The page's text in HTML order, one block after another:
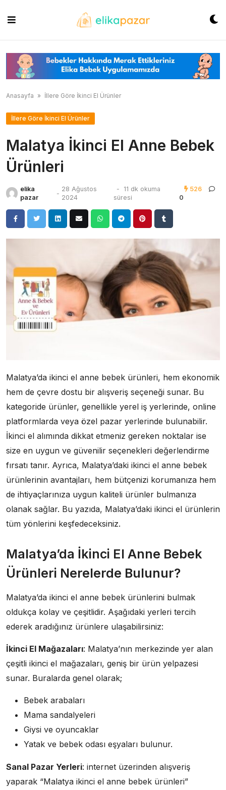
content
Anasayfa » İllere Göre İkinci El Ürünler
İllere Göre İkinci El Ürünler
Malatya İkinci El Anne Bebek
Ürünleri
elika
pazar
-
28 Ağustos
2024
-
11 dk okuma
süresi
526
0
Malatya’da ikinci el anne bebek ürünleri, hem ekonomik
hem de çevre dostu bir alışveriş seçeneği sunar. Bu
kategoride ürünler, genellikle yerel iş yerlerinde, online
platformlarda veya özel pazar yerlerinde bulunabilir.
İkinci el alımında dikkat etmeniz gereken noktalar ise
size en uygun ve güvenilir seçenekleri değerlendirme
fırsatı tanır. Ayrıca, Malatya’daki ikinci el anne bebek
ürünlerinin avantajları, hem bütçenizi korumanıza hem
de ihtiyaçlarınıza uygun kaliteli ürünler bulmanıza
olanak sağlar. Bu yazıda, Malatya’daki ikinci el ürünlerin
tüm yönlerini keşfedeceksiniz.
Malatya’da İkinci El Anne Bebek
Ürünleri Nerelerde Bulunur?
Malatya’da ikinci el anne bebek ürünlerini bulmak
oldukça kolay ve çeşitlidir. Aşağıdaki yerleri tercih
ederek aradığınız ürünlere ulaşabilirsiniz:
İkinci El Mağazaları: Malatya’nın merkezinde yer alan
çeşitli ikinci el mağazaları, geniş bir ürün yelpazesi
sunar. Buralarda genel olarak;
Bebek arabaları
Mama sandalyeleri
Giysi ve oyuncaklar
Yatak ve bebek odası eşyaları bulunur.
Sanal Pazar Yerleri: internet üzerinden alışveriş
yaparak “Malatya ikinci el anne bebek ürünleri”